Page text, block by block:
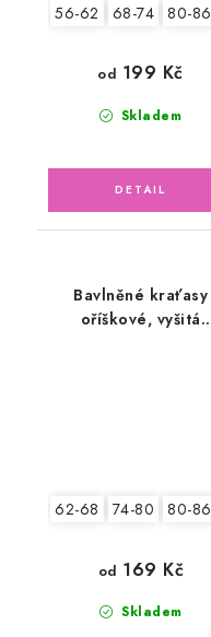
56-62 68-74 80-86
Skladem
od 199 Kč
Bavlněné kraťasy
oříškové, vyšitá
62-68 74-80 80-86
Skladem
od 169 Kč